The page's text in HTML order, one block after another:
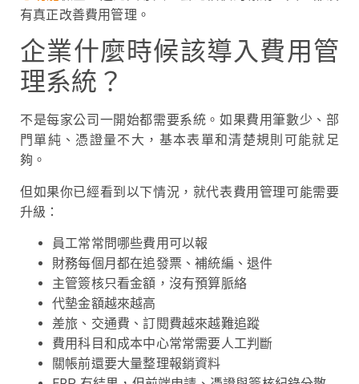
有真正改善費用管理。
企業什麼時候該導入費用管
理系統？
不是每家公司一開始都需要系統。如果費用筆數少、部
門單純、憑證量不大，基本表單和清楚規則可能就足
夠。
但如果你已經看到以下情況，就代表費用管理可能需要
升級：
員工常常問哪些費用可以報
財務每個月都在追發票、補統編、退件
主管簽核只看金額，沒有預算脈絡
代墊金額越來越高
差旅、交通費、訂閱費越來越難追蹤
費用科目和成本中心常常需要人工判斷
關帳前還要大量整理報銷資料